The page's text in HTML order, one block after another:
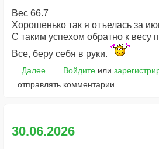
Вес 66.7
Хорошенько так я отъелась за
С таким успехом обратно к весу
Все, беру себя в руки.
Далее... Войдитеили
отправлять комментарии
30.06.2026